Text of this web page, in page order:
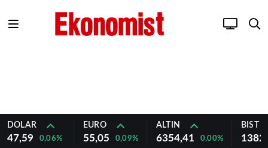
DOLAR
47,59 0,06%
EURO
55,05 0,09%
ALTIN
6354,41 0,00%
BIST